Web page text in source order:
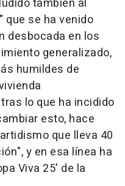
también al
que se ha venido
desbocada en los
generalizado,
humildes de
lo que ha incidido
esto, hace
que lleva 40
y en esa línea ha
Viva 25' de la